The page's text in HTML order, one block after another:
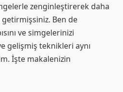
zenginleştirerek daha
Ben de
ve simgelerinizi
gelişmiş teknikleri aynı
İşte makalenizin